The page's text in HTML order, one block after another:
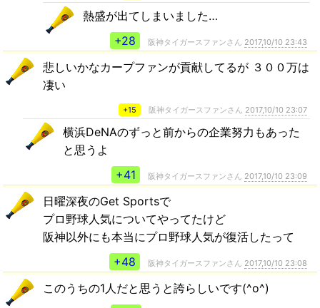
熱盛が出てしまいました…
+28
阪神タイガースファンさん 2017,10/10 23:43
悲しいかなカープファンが貢献してるが ３００万は
凄い
+15 阪神タイガースファンさん 2017,10/10 23:07
横浜DeNAのずっと前からの企業努力もあった
と思うよ
+41
阪神タイガースファンさん 2017,10/10 23:09
日曜深夜のGet Sportsで
プロ野球人気についてやってたけど
阪神以外にも本当にプロ野球人気が復活したって
+48
阪神タイガースファンさん 2017,10/10 23:08
このうちの1人だと思うと誇らしいです(^o^)